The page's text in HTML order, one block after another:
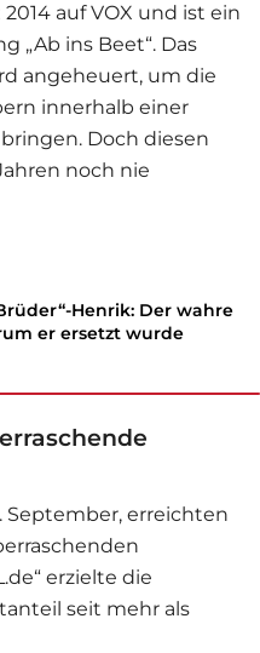
2014 auf VOX und ist ein
„Ab ins Beet“. Das
angeheuert, um die
innerhalb einer
Doch diesen
noch nie
Henrik: Der wahre
er ersetzt wurde
September, erreichten
erzielte die
seit mehr als